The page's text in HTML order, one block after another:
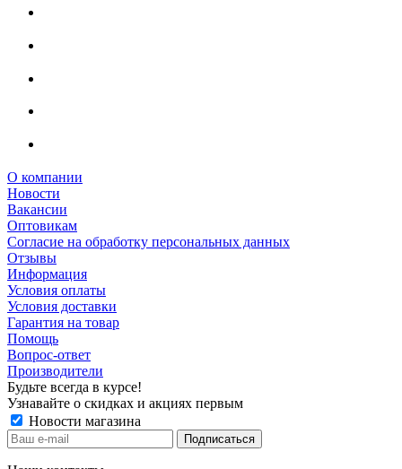
О компании
Новости
Вакансии
Оптовикам
Cогласие на обработку персональных данных
Отзывы
Информация
Условия оплаты
Условия доставки
Гарантия на товар
Помощь
Вопрос-ответ
Производители
Будьте всегда в курсе!
Узнавайте о скидках и акциях первым
Новости магазина